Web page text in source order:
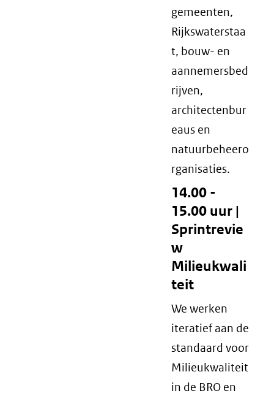
gemeenten,
Rijkswaterstaa
t, bouw- en
aannemersbed
rijven,
architectenbur
eaus en
natuurbeheero
rganisaties.
14.00 -
15.00 uur |
Sprintrevie
w
Milieukwali
teit
We werken
iteratief aan de
standaard voor
Milieukwaliteit
in de BRO en